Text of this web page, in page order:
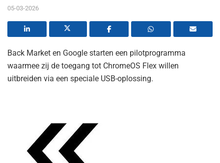
05-03-2026
Back Market en Google starten een pilotprogramma
waarmee zij de toegang tot ChromeOS Flex willen
uitbreiden via een speciale USB-oplossing.